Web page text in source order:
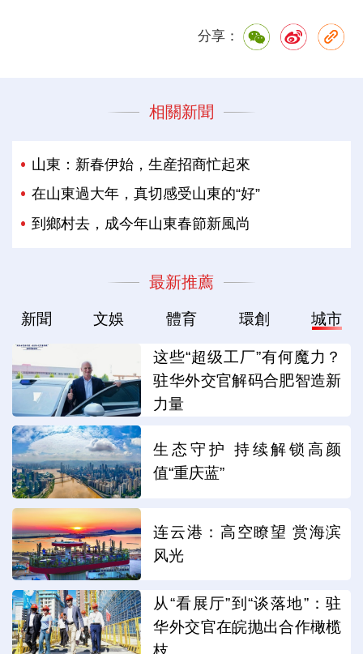
分享：
相關新聞
山東：新春伊始，生産招商忙起來
在山東過大年，真切感受山東的“好”
到鄉村去，成今年山東春節新風尚
最新推薦
新聞 文娛 體育 環創 城市
这些“超级工厂”有何魔力？
驻华外交官解码合肥智造新
力量
生态守护 持续解锁高颜
值“重庆蓝”
连云港：高空瞭望 赏海滨
风光
从“看展厅”到“谈落地”：驻
华外交官在皖抛出合作橄榄
枝